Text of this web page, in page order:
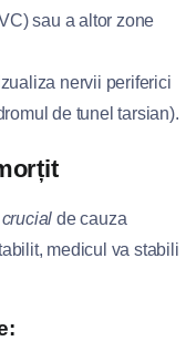
sau a altor zone
nervii periferici
de tunel tarsian).
crucial de cauza
medicul va stabili